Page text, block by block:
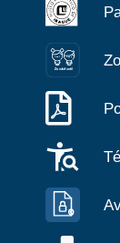
ZonaInf antil